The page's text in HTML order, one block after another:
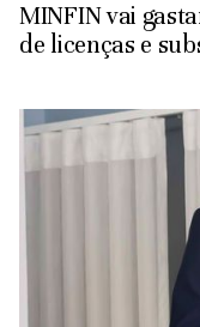
MINFIN vai
de licenças e